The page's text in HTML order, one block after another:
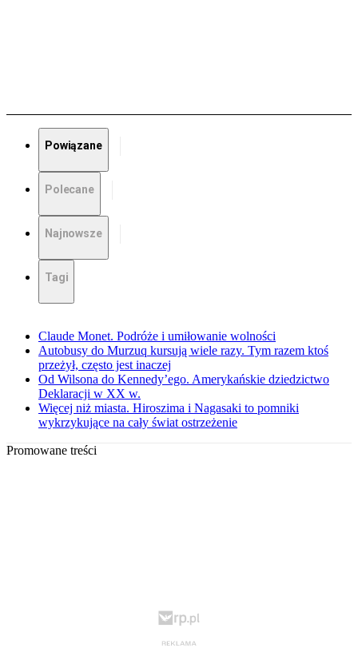
Powiązane
Polecane
Najnowsze
Tagi
Claude Monet. Podróże i umiłowanie wolności
Autobusy do Murzuq kursują wiele razy. Tym razem ktoś
przeżył, często jest inaczej
Od Wilsona do Kennedy’ego. Amerykańskie dziedzictwo
Deklaracji w XX w.
Więcej niż miasta. Hiroszima i Nagasaki to pomniki
wykrzykujące na cały świat ostrzeżenie
Promowane treści